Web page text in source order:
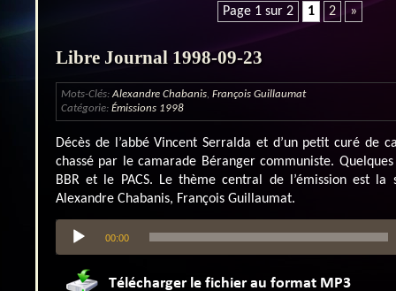
Page 1 sur 2 1 2 »
Libre Journal 1998-09-23
Mots-Clés: Alexandre Chabanis François Guillaumat
Catégorie: Émissions 1998
Décès de l’abbé Vincent Serralda et d’un petit curé de
chassé par le camarade Béranger communiste.
BBR et le PACS. Le thème central de l’émission est la
Alexandre Chabanis, François Guillaumat.
Lecteur
audio
00:00